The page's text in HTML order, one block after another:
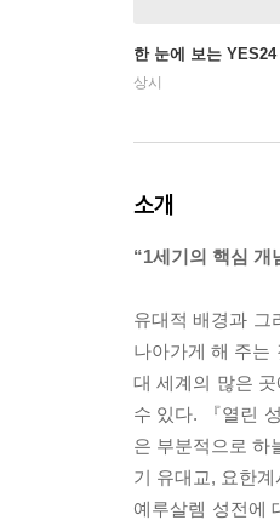
한 눈에 보는
상시
소개
“1세기의 핵심 개
유대적 배경과 그
나아가게 해 주는
대 세계의 많은
수 있다. 『열린
은 부분적으로 하
기 유대교, 요한
예루살렘 성전에